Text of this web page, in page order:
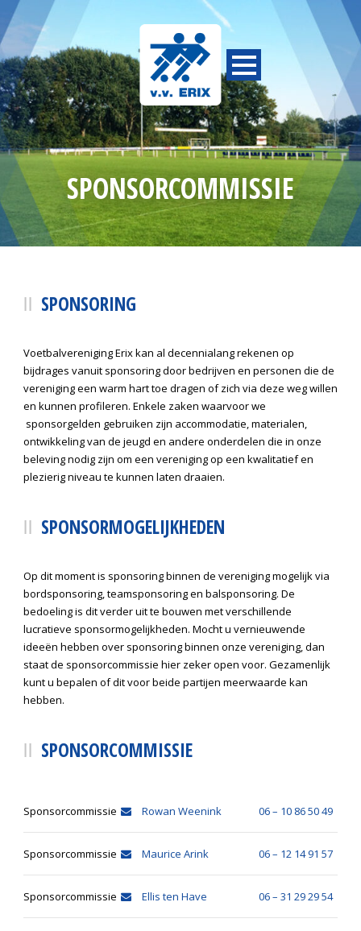
SPONSORCOMMISSIE
SPONSORING
Voetbalvereniging Erix kan al decennialang rekenen op
bijdrages vanuit sponsoring door bedrijven en personen die de
vereniging een warm hart toe dragen of zich via deze weg willen
en kunnen profileren. Enkele zaken waarvoor we
sponsorgelden gebruiken zijn accommodatie, materialen,
ontwikkeling van de jeugd en andere onderdelen die in onze
beleving nodig zijn om een vereniging op een kwalitatief en
plezierig niveau te kunnen laten draaien.
SPONSORMOGELIJKHEDEN
Op dit moment is sponsoring binnen de vereniging mogelijk via
bordsponsoring, teamsponsoring en balsponsoring. De
bedoeling is dit verder uit te bouwen met verschillende
lucratieve sponsormogelijkheden. Mocht u vernieuwende
ideeën hebben over sponsoring binnen onze vereniging, dan
staat de sponsorcommissie hier zeker open voor. Gezamenlijk
kunt u bepalen of dit voor beide partijen meerwaarde kan
hebben.
SPONSORCOMMISSIE
Sponsorcommissie Rowan Weenink 06 – 10 86 50 49
Sponsorcommissie Maurice Arink 06 – 12 14 91 57
Sponsorcommissie Ellis ten Have 06 – 31 29 29 54